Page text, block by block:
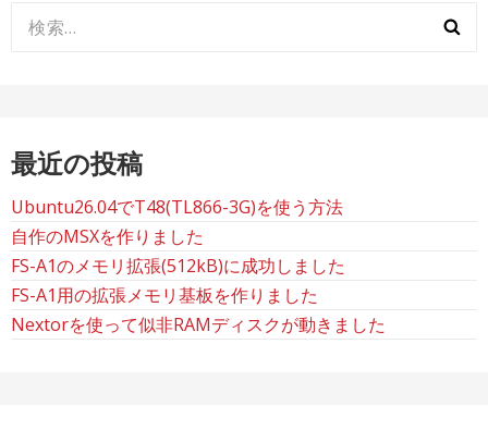
最近の投稿
Ubuntu26.04でT48(TL866-3G)を使う方法
自作のMSXを作りました
FS-A1のメモリ拡張(512kB)に成功しました
FS-A1用の拡張メモリ基板を作りました
Nextorを使って似非RAMディスクが動きました